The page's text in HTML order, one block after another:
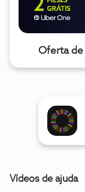
Oferta de
Vídeos de ajuda